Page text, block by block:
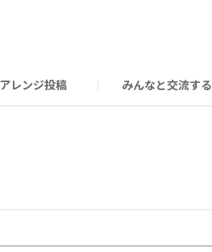
アレンジ投稿 みんなと交流する